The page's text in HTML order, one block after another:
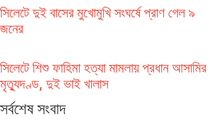
সিলেটে দুই বাসের মুখোমুখি সংঘর্ষে প্রাণ গেল ৯
জনের
সিলেটে শিশু ফাহিমা হত্যা মামলায় প্রধান আসামির
মৃত্যুদণ্ড, দুই ভাই খালাস
সর্বশেষ সংবাদ